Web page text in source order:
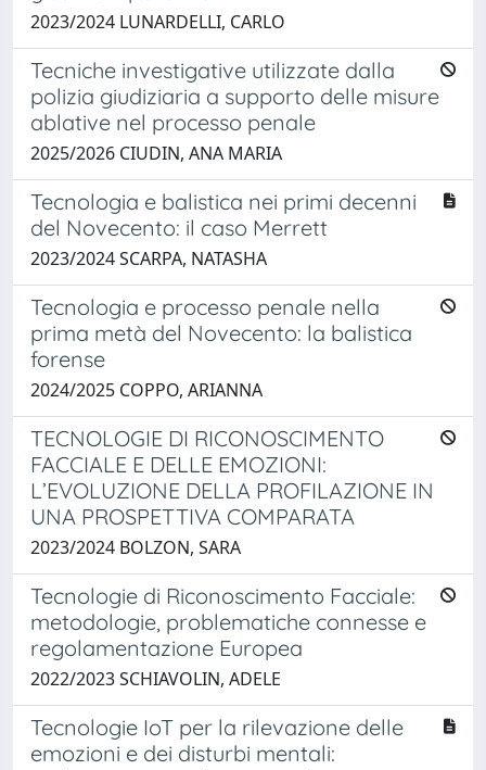
2023/2024 LUNARDELLI, CARLO
Tecniche investigative utilizzate dalla
polizia giudiziaria a supporto delle misure
ablative nel processo penale
2025/2026 CIUDIN, ANA MARIA
Tecnologia e balistica nei primi decenni
del Novecento: il caso Merrett
2023/2024 SCARPA, NATASHA
Tecnologia e processo penale nella
prima metà del Novecento: la balistica
forense
2024/2025 COPPO, ARIANNA
TECNOLOGIE DI RICONOSCIMENTO
FACCIALE E DELLE EMOZIONI:
L’EVOLUZIONE DELLA PROFILAZIONE IN
UNA PROSPETTIVA COMPARATA
2023/2024 BOLZON, SARA
Tecnologie di Riconoscimento Facciale:
metodologie, problematiche connesse e
regolamentazione Europea
2022/2023 SCHIAVOLIN, ADELE
Tecnologie IoT per la rilevazione delle
emozioni e dei disturbi mentali: